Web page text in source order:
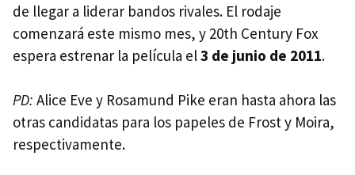
de llegar a liderar bandos rivales. El rodaje
comenzará este mismo mes, y 20th Century Fox
espera estrenar la película el3 de junio de 2011.
PD: Alice Eve y Rosamund Pike eran hasta ahora las
otras candidatas para los papeles de Frost y Moira,
respectivamente.